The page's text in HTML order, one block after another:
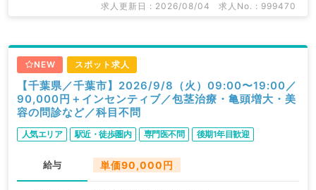
求人更新日 : 2026/08/04 求人No. : 999470
NEW スポット求人
【千葉県／千葉市】2026/9/8（火）09:00〜19:00／
90,000円＋インセンティブ／包茎治療・亀頭増大・美
容の問診など／科目不問
人気エリア 駅近・徒歩圏内 専門医不問 後期1年目歓迎
給与 単価90,000円